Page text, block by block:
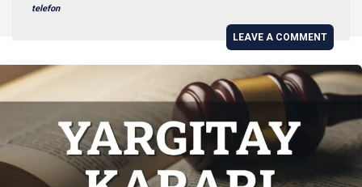
telefon
LEAVE A COMMENT